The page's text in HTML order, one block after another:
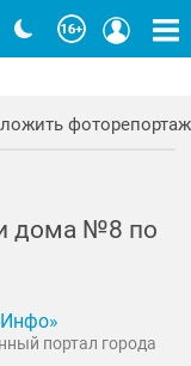
фоторепортаж
дома №8 по
Инфо»
портал города